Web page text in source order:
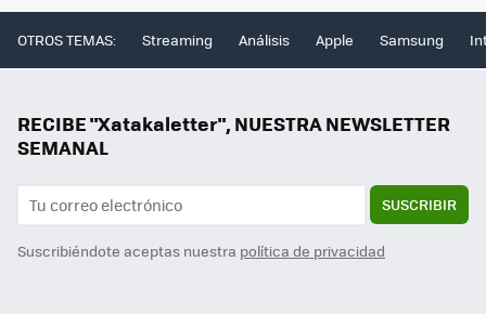
OTROS TEMAS: Streaming Análisis Apple Samsung
RECIBE "Xatakaletter", NUESTRA NEWSLETTER
SEMANAL
SUSCRIBIR
Suscribiéndote aceptas nuestra política de privacidad